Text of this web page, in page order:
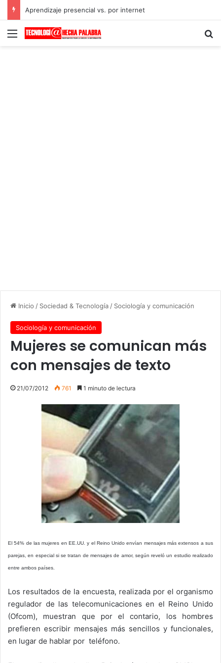
Aprendizaje presencial vs. por internet
Menú
Inicio / Sociedad & Tecnología / Sociología y comunicación
Sociología y comunicación
Mujeres se comunican más
con mensajes de texto
21/07/2012 761 1 minuto de lectura
El 54% de las mujeres en EE.UU. y el Reino Unido envían mensajes más extensos a sus
parejas, en especial si se tratan de mensajes de amor, según reveló un estudio realizado
entre ambos países.
Los resultados de la encuesta, realizada por el organismo
regulador de las telecomunicaciones en el Reino Unido
(Ofcom), muestran que por el contario, los hombres
prefieren escribir mensajes más sencillos y funcionales,
en lugar de hablar por teléfono.